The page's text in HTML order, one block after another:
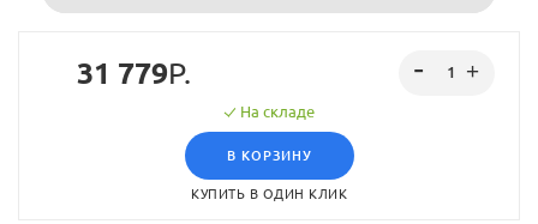
31 779 Р.
На складе
В КОРЗИНУ
КУПИТЬ В ОДИН КЛИК